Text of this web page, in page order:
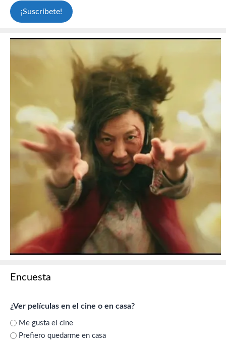
Encuesta
¿Ver películas en el cine o en casa?
Me gusta el cine
Prefiero quedarme en casa